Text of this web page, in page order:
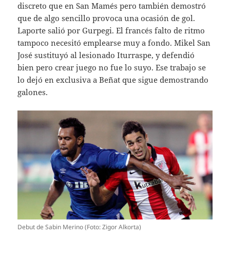
discreto que en San Mamés pero también demostró
que de algo sencillo provoca una ocasión de gol.
Laporte salió por Gurpegi. El francés falto de ritmo
tampoco necesitó emplearse muy a fondo. Mikel San
José sustituyó al lesionado Iturraspe, y defendió
bien pero crear juego no fue lo suyo. Ese trabajo se
lo dejó en exclusiva a Beñat que sigue demostrando
galones.
Debut de Sabin Merino (Foto: Zigor Alkorta)